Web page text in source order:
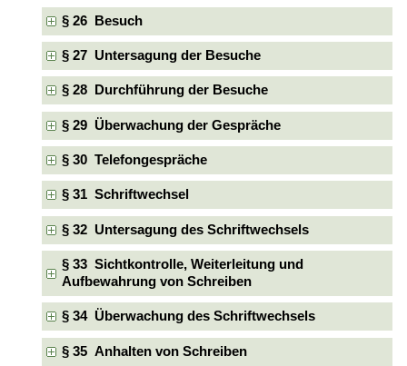
§ 26 Besuch
§ 27 Untersagung der Besuche
§ 28 Durchführung der Besuche
§ 29 Überwachung der Gespräche
§ 30 Telefongespräche
§ 31 Schriftwechsel
§ 32 Untersagung des Schriftwechsels
§ 33 Sichtkontrolle, Weiterleitung und
Aufbewahrung von Schreiben
§ 34 Überwachung des Schriftwechsels
§ 35 Anhalten von Schreiben